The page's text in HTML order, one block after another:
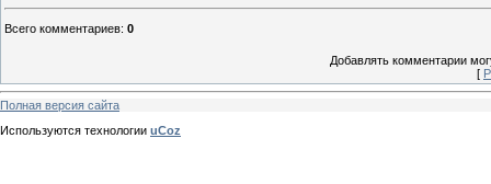
Всего комментариев: 0
Добавлять комментарии
[
Полная версия сайта
Используются технологии uCoz